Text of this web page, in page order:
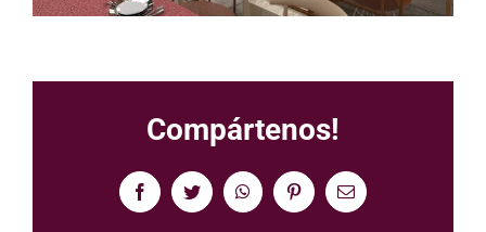
Compártenos!
FacebookTwitterWhatsAppPinterestCorreo
electrónico